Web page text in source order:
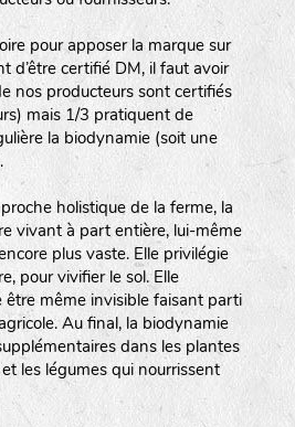
pour apposer la marque sur
d’être certifié DM, il faut avoir
nos producteurs sont certifiés
mais 1/3 pratiquent de
la biodynamie (soit une
holistique de la ferme, la
vivant à part entière, lui-même
plus vaste. Elle privilégie
pour vivifier le sol. Elle
être même invisible faisant parti
Au final, la biodynamie
dans les plantes
les légumes qui nourrissent
cultivée